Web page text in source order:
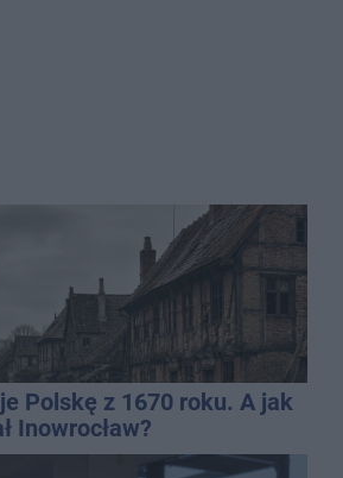
Polskę z 1670 roku. A jak
Inowrocław?